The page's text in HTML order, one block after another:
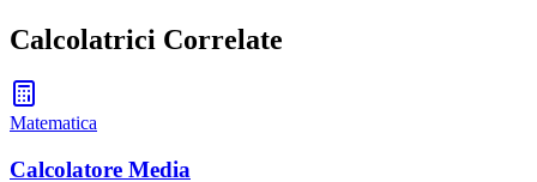
Calcolatrici Correlate
Matematica
Calcolatore Media